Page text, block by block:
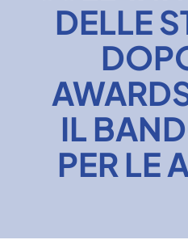
DELLE
IL
PER LE